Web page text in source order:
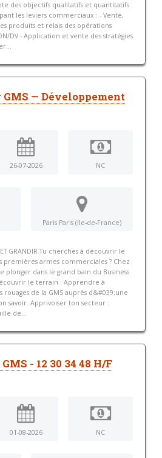
des objectifs qualitatifs et quantitatifs
les leviers commerciaux : - Vente,
produits et relais des opérations
DV - Application et vente des stratégies
GMS — Développement
26-07-2026 NC
Paris Paris (Ile-de-France)
ET GRANDIR Tu cherches à découvrir le
armes commerciales ? Chez
plonger dans le grand bain du Business
le terrain : Apprendre à
rouages de la GMS auprès d&#039;une
savoir. Apprivoiser ton secteur :
de...
- 12 30 34 48 H/F
01-08-2026 NC